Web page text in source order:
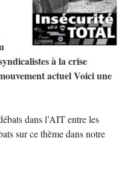
à la crise
actuel Voici une
dans l’AIT entre les
sur ce thème dans notre